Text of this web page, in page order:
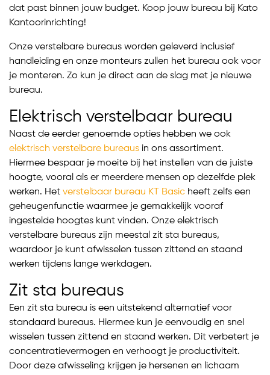
dat past binnen jouw budget. Koop jouw bureau bij Kato
Kantoorinrichting!
Onze verstelbare bureaus worden geleverd inclusief
handleiding en onze monteurs zullen het bureau ook voor
je monteren. Zo kun je direct aan de slag met je nieuwe
bureau.
Elektrisch verstelbaar bureau
Naast de eerder genoemde opties hebben we ook
elektrisch verstelbare bureaus in ons assortiment.
Hiermee bespaar je moeite bij het instellen van de juiste
hoogte, vooral als er meerdere mensen op dezelfde plek
werken. Het verstelbaar bureau KT Basic heeft zelfs een
geheugenfunctie waarmee je gemakkelijk vooraf
ingestelde hoogtes kunt vinden. Onze elektrisch
verstelbare bureaus zijn meestal zit sta bureaus,
waardoor je kunt afwisselen tussen zittend en staand
werken tijdens lange werkdagen.
Zit sta bureaus
Een zit sta bureau is een uitstekend alternatief voor
standaard bureaus. Hiermee kun je eenvoudig en snel
wisselen tussen zittend en staand werken. Dit verbetert je
concentratievermogen en verhoogt je productiviteit.
Door deze afwisseling krijgen je hersenen en lichaam